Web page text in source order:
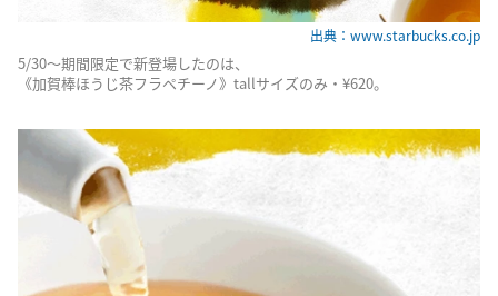
出典：www.starbucks.co.jp
5/30〜期間限定で新登場したのは、
《加賀棒ほうじ茶フラペチーノ》tallサイズのみ・¥620。